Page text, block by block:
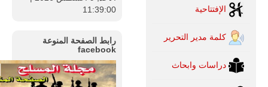
الإفتتاحية
كلمة مدير التحرير
دراسات وابحاث
11:39:01
رابط الصفحة المنوعة
facebook